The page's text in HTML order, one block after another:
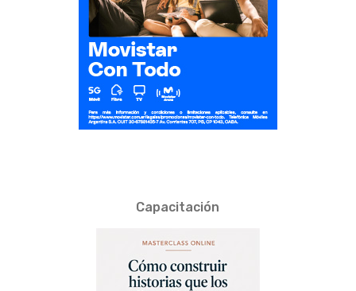
Capacitación